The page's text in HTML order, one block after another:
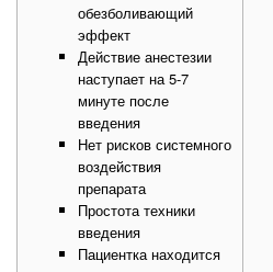
обезболивающий
эффект
Действие анестезии
наступает на 5-7
минуте после
введения
Нет рисков системного
воздействия
препарата
Простота техники
введения
Пациентка находится